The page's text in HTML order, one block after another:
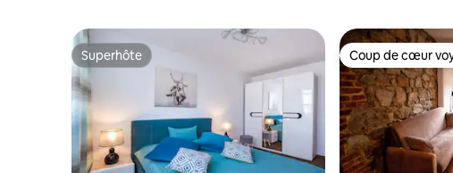
Superhôte
Superhôte Coup de cœur
Coup de cœur